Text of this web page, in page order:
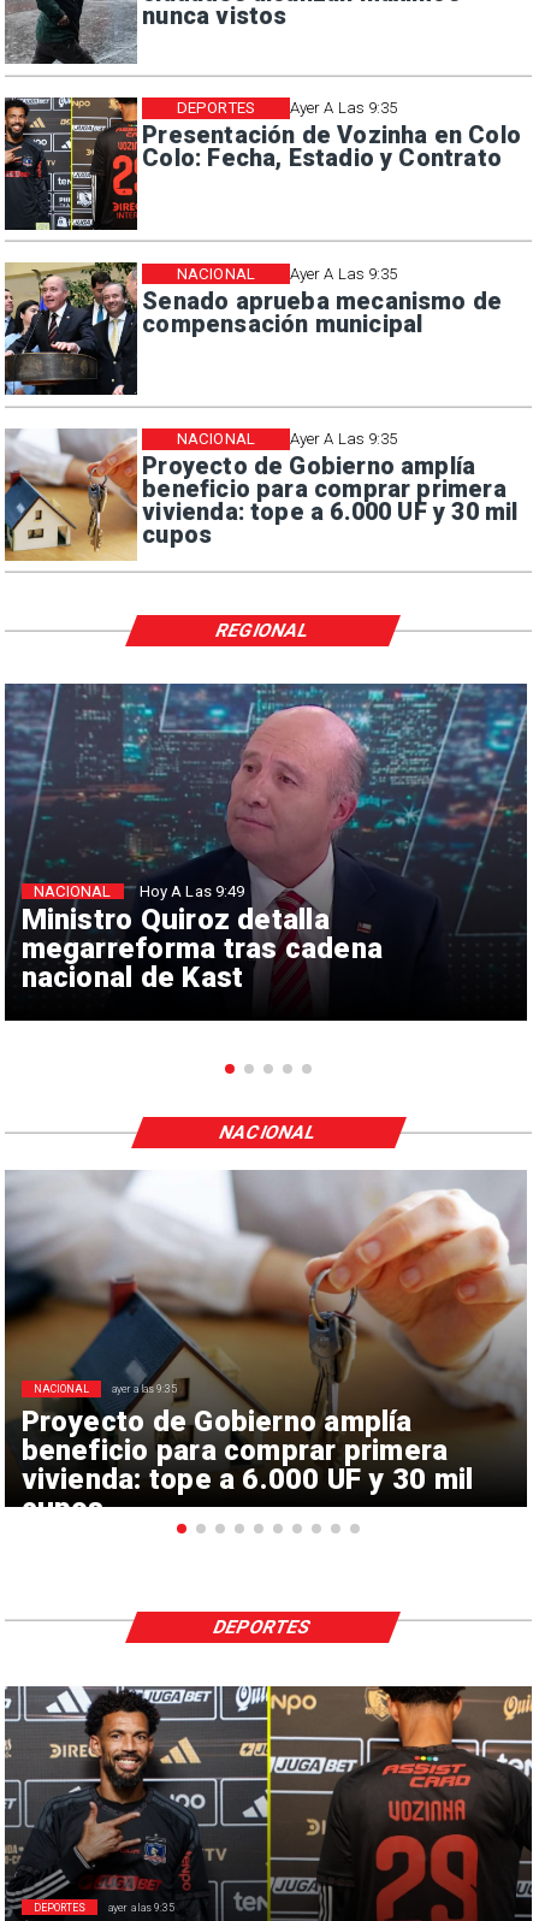
nunca vistos
Ayer A Las 9:35
Presentación de Vozinha en Colo
Colo: Fecha, Estadio y Contrato
DEPORTES
Ayer A Las 9:35
Senado aprueba mecanismo de
compensación municipal
NACIONAL
Ayer A Las 9:35
Proyecto de Gobierno amplía
beneficio para comprar primera
vivienda: tope a 6.000 UF y 30 mil
cupos
NACIONAL
Ministro Quiroz detalla
megarreforma tras cadena
nacional de Kast
NACIONAL Hoy A Las 9:49
REGIONAL
Proyecto de Gobierno amplía
beneficio para comprar primera
vivienda: tope a 6.000 UF y 30 mil
cupos
NACIONAL ayer a las 9:35
NACIONAL
DEPORTES ayer a las 9:35
DEPORTES